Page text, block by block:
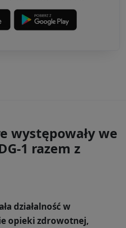
występowały we
1 razem z
działalność w
opieki zdrowotnej,